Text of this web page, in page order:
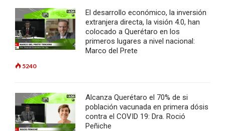
El desarrollo económico, la inversión
extranjera directa, la visión 4.0, han
colocado a Querétaro en los
primeros lugares a nivel nacional:
Marco del Prete
5240
Alcanza Querétaro el 70% de si
población vacunada en primera dósis
contra el COVID 19: Dra. Roció
Peñiche